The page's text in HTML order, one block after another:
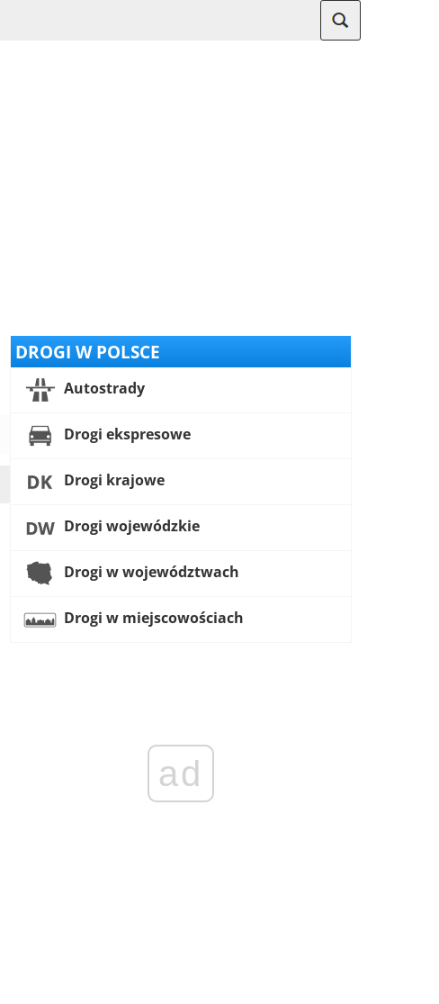
DROGI W POLSCE
Autostrady
Drogi ekspresowe
Drogi krajowe
Drogi wojewódzkie
Drogi w województwach
Drogi w miejscowościach
ad